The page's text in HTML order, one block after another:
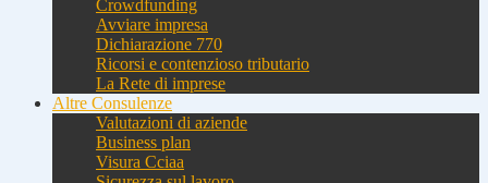
Crowdfunding
Avviare impresa
Dichiarazione 770
Ricorsi e contenzioso tributario
La Rete di imprese
Altre Consulenze
Valutazioni di aziende
Business plan
Visura Cciaa